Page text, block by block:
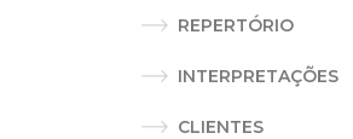
REPERTÓRIO
INTERPRETAÇÕES
CLIENTES